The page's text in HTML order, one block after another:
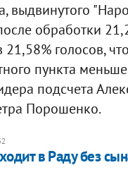
выдвинутого
обработки
голосов,
пункта
подсчета
Порошенко.
в Раду без